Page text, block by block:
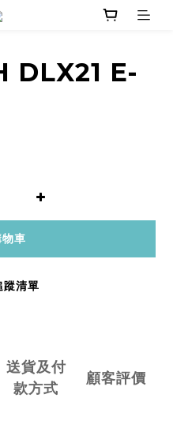
DLX21 E-
車
蹤清單
送貨及付
款方式
顧客評價